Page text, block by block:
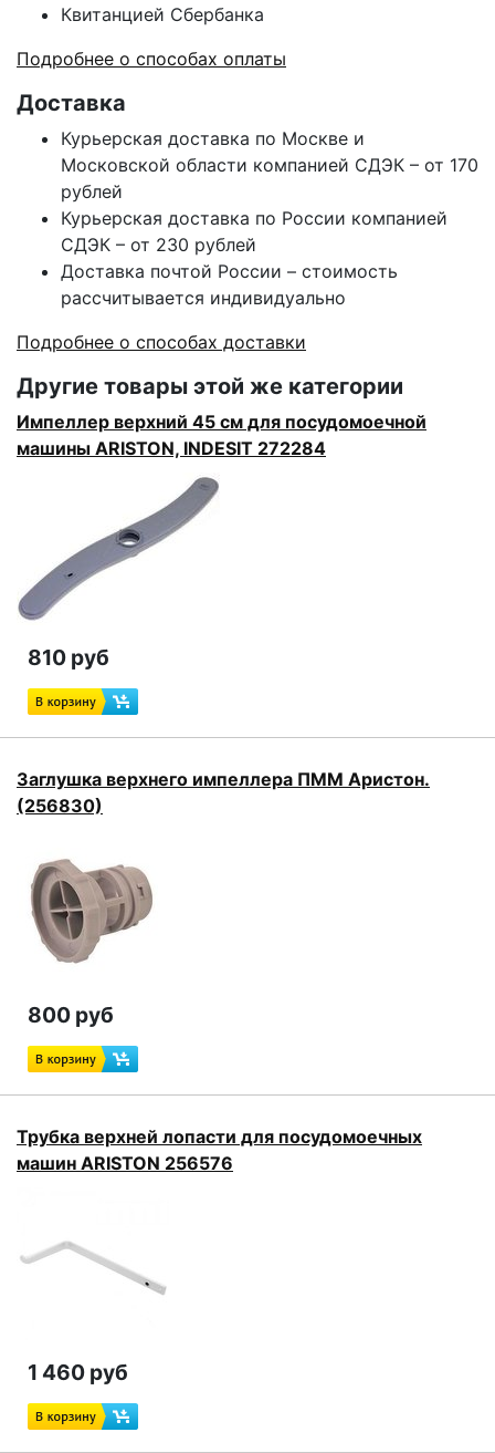
Квитанцией Сбербанка
Подробнее о способах оплаты
Доставка
Курьерская доставка по Москве и
Московской области компанией СДЭК – от 170
рублей
Курьерская доставка по России компанией
СДЭК – от 230 рублей
Доставка почтой России – стоимость
рассчитывается индивидуально
Подробнее о способах доставки
Другие товары этой же категории
Импеллер верхний 45 см для посудомоечной
машины ARISTON, INDESIT 272284
810 руб
Заглушка верхнего импеллера ПММ Аристон.
(256830)
800 руб
Трубка верхней лопасти для посудомоечных
машин ARISTON 256576
1 460 руб